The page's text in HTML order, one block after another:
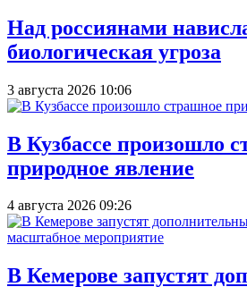
Над россиянами
биологическая угроза
3 августа 2026 10:06
В Кузбассе произошло
природное явление
4 августа 2026 09:26
В Кемерове запустят